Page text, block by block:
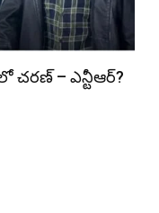
– ఎన్టీఆర్?